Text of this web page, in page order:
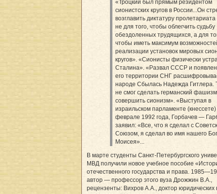
«Троцкий был прямым резидентом
сионистских кругов в России...Он
возглавить диктатуру пролетариата
не для того, чтобы облегчить судьбу
обездоленных трудящихся, а для
чтобы иметь максимум
реализации установок мировых
кругов». «Сионисты физически
Сталина». «Развал СССР и
его территории СНГ
народе Сбылась Надежда Гитлера.
не смог сделать германский
совершить сионизм». «Выступая в
израильском парламенте (кнессете)
феврале 1992 года, Горбачев —
заявил: «Все, что я сделал с
Союзом, я сделал во имя нашего
Моисея»...
В марте студенты Санкт-Петербургского
МВД получили новое учебное пособие
отечественного государства и права.
автор — профессор этого вуза Дрожжин В.А.,
рецензенты: Вихров А.А., доктор юридических